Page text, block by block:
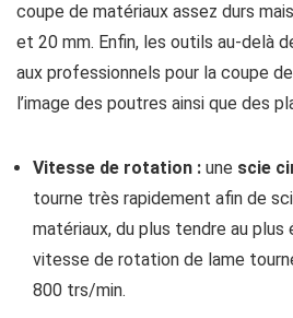
coupe de matériaux assez durs
et 20 mm. Enfin, les outils au-delà
aux professionnels pour la coupe
l’image des poutres ainsi que des
Vitesse de rotation : une scie
tourne très rapidement afin de
matériaux, du plus tendre au plus
vitesse de rotation de lame
800 trs/min.